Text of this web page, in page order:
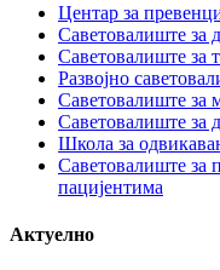
Центар за
Саветовалиште за
Саветовалиште за
Развојно
Саветовалиште за
Саветовалиште за
Школа за
Саветовалиште
пацијентима
Актуелно